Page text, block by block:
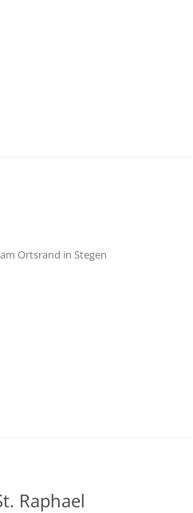
Ortsrand in Stegen
Raphael